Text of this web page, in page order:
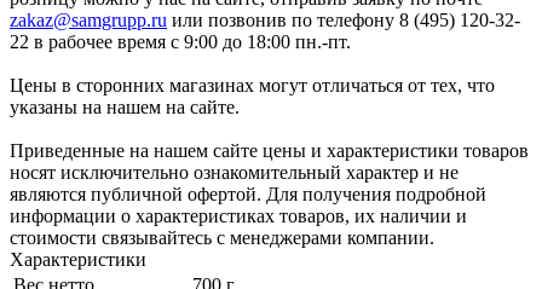
zakaz@samgrupp.ru или позвонив по телефону 8 (495) 120-32-
22 в рабочее время с 9:00 до 18:00 пн.-пт.
Цены в сторонних магазинах могут отличаться от тех, что
указаны на нашем на сайте.
Приведенные на нашем сайте цены и характеристики товаров
носят исключительно ознакомительный характер и не
являются публичной офертой. Для получения подробной
информации о характеристиках товаров, их наличии и
стоимости связывайтесь с менеджерами компании.
Характеристики
Вес нетто
700 г